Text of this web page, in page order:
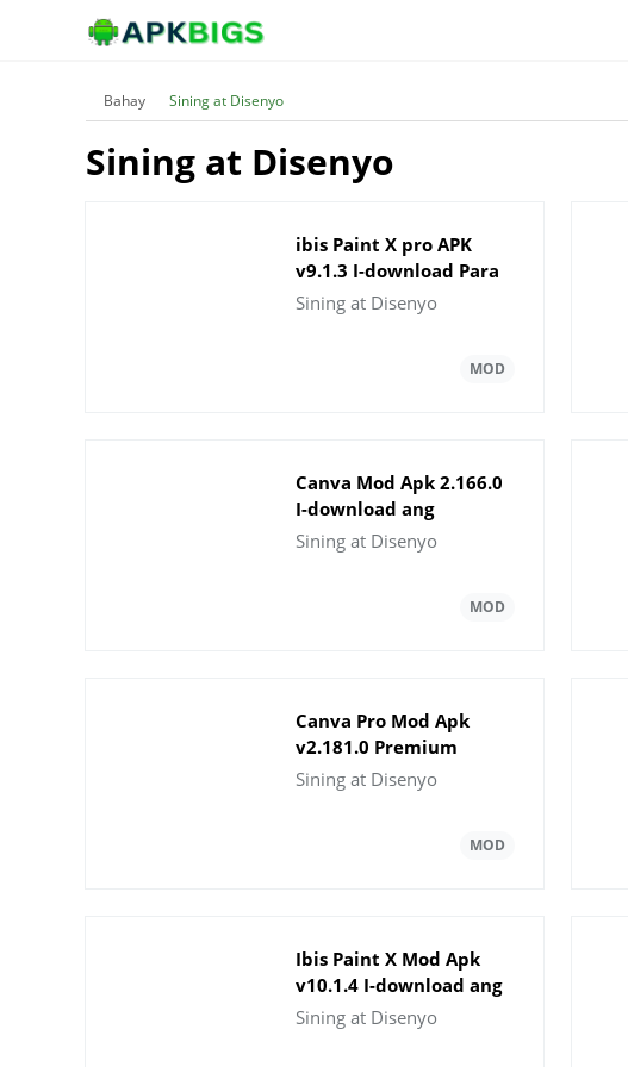
Bahay Sining at Disenyo
Sining at Disenyo
ibis Paint X pro APK
v9.1.3 I-download Para
sa Android
Sining at Disenyo
Canva Mod Apk 2.166.0
I-download ang
Pinakabagong Bersyon
Sining at Disenyo
Canva Pro Mod Apk
v2.181.0 Premium
Unlocked
Sining at Disenyo
Ibis Paint X Mod Apk
v10.1.4 I-download ang
Prime Membership
Sining at Disenyo